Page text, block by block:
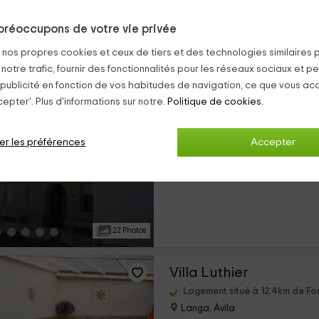
de votre vie privée
nos propres cookies et ceux de tiers et des technologies similaires
trafic, fournir des fonctionnalités pour les réseaux sociaux et
en fonction de vos habitudes de navigation, ce que vous
Plus d'informations sur notre. Politique de cookies.
Accepter
les préférences
22 Photos
Casa Nautilus
Logement situé à 10.1km de
0 opinions
Villa Luthier
Logement situé à 12.4km de
Langa, Ávila